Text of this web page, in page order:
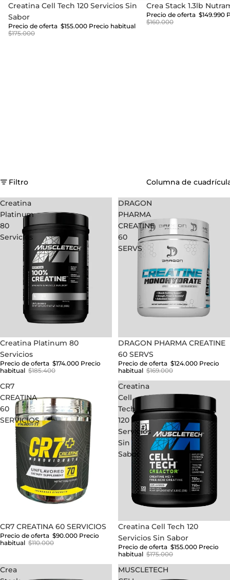
Oferta
Creatina Cell Tech 120 Servicios Sin
Sabor
Precio de oferta $155.000 Precio habitual
$175.000
Oferta
Crea Stack 1.3lb
Precio de oferta $149.990
$160.000
Filtro Columna de
Creatina
Platinum
80
Servicios
Oferta
Creatina Platinum 80
Servicios
Precio de oferta $174.000 Precio
habitual $185.400
DRAGON
PHARMA
CREATINE
60
SERVS
Oferta
DRAGON PHARMA CREATINE
60 SERVS
Precio de oferta $124.000 Precio
habitual $169.000
CR7
CREATINA
60
SERVICIOS
Oferta
CR7 CREATINA 60 SERVICIOS
Precio de oferta $90.000 Precio
habitual $110.000
Creatina
Cell
Tech
120
Servicios
Sin
Sabor
Oferta
Creatina Cell Tech 120
Servicios Sin Sabor
Precio de oferta $155.000 Precio
habitual $175.000
Crea
MUSCLETECH